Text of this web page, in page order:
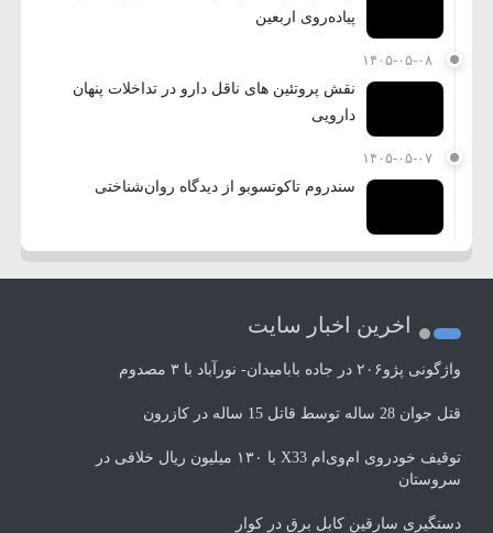
پیاده‌روی اربعین
۱۴۰۵-۰۵-۰۸
نقش پروتئین های ناقل دارو در تداخلات پنهان
دارویی
۱۴۰۵-۰۵-۰۷
سندروم تاکوتسوبو از دیدگاه روان‌شناختی
اخرین اخبار سایت
واژگونی پژو۲۰۶ در جاده بابامیدان- نورآباد با ۳ مصدوم
قتل جوان 28 ساله توسط قاتل 15 ساله در کازرون
توقیف خودروی ام‌وی‌ام X33 با ۱۳۰ میلیون ریال خلافی در
سروستان
دستگیری سارقین کابل برق در کوار